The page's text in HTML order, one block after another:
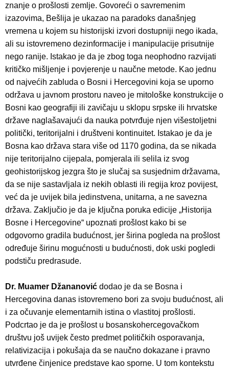
znanje o prošlosti zemlje. Govoreći o savremenim
izazovima, Bešlija je ukazao na paradoks današnjeg
vremena u kojem su historijski izvori dostupniji nego ikada,
ali su istovremeno dezinformacije i manipulacije prisutnije
nego ranije. Istakao je da je zbog toga neophodno razvijati
kritičko mišljenje i povjerenje u naučne metode. Kao jednu
od najvećih zabluda o Bosni i Hercegovini koja se uporno
održava u javnom prostoru naveo je mitološke konstrukcije o
Bosni kao geografiji ili zavičaju u sklopu srpske ili hrvatske
države naglašavajući da nauka potvrđuje njen višestoljetni
politički, teritorijalni i društveni kontinuitet. Istakao je da je
Bosna kao država stara više od 1170 godina, da se nikada
nije teritorijalno cijepala, pomjerala ili selila iz svog
geohistorijskog jezgra što je slučaj sa susjednim državama,
da se nije sastavljala iz nekih oblasti ili regija kroz povijest,
već da je uvijek bila jedinstvena, unitarna, a ne savezna
država. Zaključio je da je ključna poruka edicije „Historija
Bosne i Hercegovine“ upoznati prošlost kako bi se
odgovorno gradila budućnost, jer širina pogleda na prošlost
određuje širinu mogućnosti u budućnosti, dok uski pogledi
podstiču predrasude.
Dr. Muamer Džananović dodao je da se Bosna i
Hercegovina danas istovremeno bori za svoju budućnost, ali
i za očuvanje elementarnih istina o vlastitoj prošlosti.
Podcrtao je da je prošlost u bosanskohercegovačkom
društvu još uvijek često predmet političkih osporavanja,
relativizacija i pokušaja da se naučno dokazane i pravno
utvrđene činjenice predstave kao sporne. U tom kontekstu